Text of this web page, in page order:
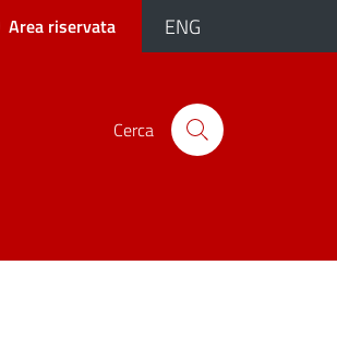
Area riservata ENG
Cerca